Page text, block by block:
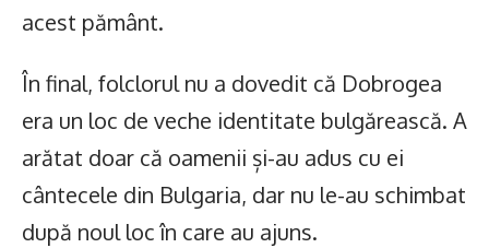
acest pământ.
În final, folclorul nu a dovedit că Dobrogea
era un loc de veche identitate bulgărească. A
arătat doar că oamenii și-au adus cu ei
cântecele din Bulgaria, dar nu le-au schimbat
după noul loc în care au ajuns.